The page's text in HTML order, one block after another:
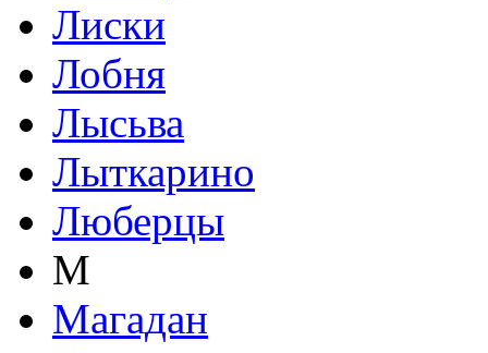
Лиски
Лобня
Лысьва
Лыткарино
Люберцы
М
Магадан